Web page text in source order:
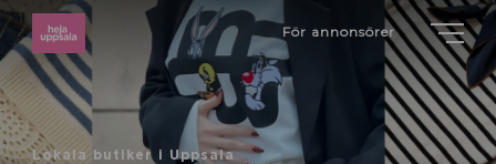
För annonsörer
Lokala butiker i Uppsala